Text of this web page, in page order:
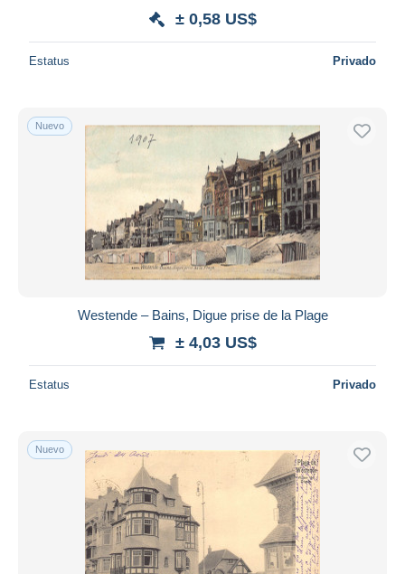
± 0,58 US$
Estatus Privado
Nuevo
Westende – Bains, Digue prise de la Plage
± 4,03 US$
Estatus Privado
Nuevo